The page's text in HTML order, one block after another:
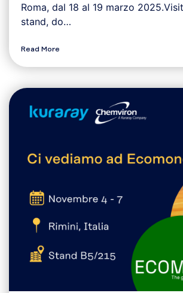
Roma, dal 18 al 19 marzo
stand, do…
Read More